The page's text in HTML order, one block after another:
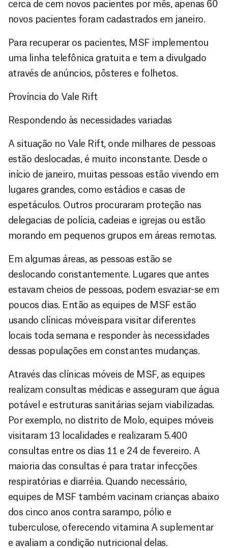
cerca de cem novos pacientes por mês, apenas 60
novos pacientes foram cadastrados em janeiro.
Para recuperar os pacientes, MSF implementou
uma linha telefônica gratuita e tem a divulgado
através de anúncios, pôsteres e folhetos.
Província do Vale Rift
Respondendo às necessidades variadas
A situação no Vale Rift, onde milhares de pessoas
estão deslocadas, é muito inconstante. Desde o
início de janeiro, muitas pessoas estão vivendo em
lugares grandes, como estádios e casas de
espetáculos. Outros procuraram proteção nas
delegacias de polícia, cadeias e igrejas ou estão
morando em pequenos grupos em áreas remotas.
Em algumas áreas, as pessoas estão se
deslocando constantemente. Lugares que antes
estavam cheios de pessoas, podem esvaziar-se em
poucos dias. Então as equipes de MSF estão
usando clínicas móveispara visitar diferentes
locais toda semana e responder às necessidades
dessas populações em constantes mudanças.
Através das clínicas móveis de MSF, as equipes
realizam consultas médicas e asseguram que água
potável e estruturas sanitárias sejam viabilizadas.
Por exemplo, no distrito de Molo, equipes móveis
visitaram 13 localidades e realizaram 5.400
consultas entre os dias 11 e 24 de fevereiro. A
maioria das consultas é para tratar infecções
respiratórias e diarréia. Quando necessário,
equipes de MSF também vacinam crianças abaixo
dos cinco anos contra sarampo, pólio e
tuberculose, oferecendo vitamina A suplementar
e avaliam a condição nutricional delas.